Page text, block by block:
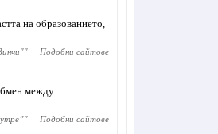
на образованието,
" Подобни сайтове
между
" Подобни сайтове